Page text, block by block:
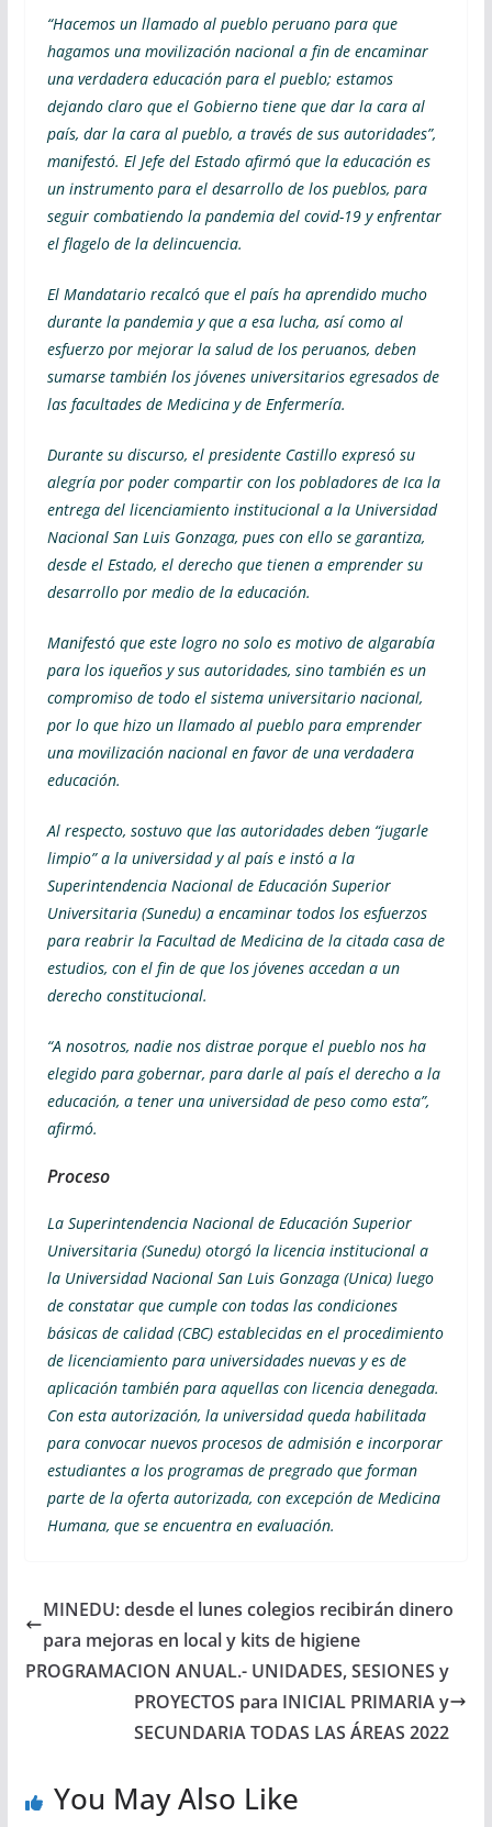
“Hacemos un llamado al pueblo peruano para que
hagamos una movilización nacional a fin de encaminar
una verdadera educación para el pueblo; estamos
dejando claro que el Gobierno tiene que dar la cara al
país, dar la cara al pueblo, a través de sus autoridades”,
manifestó. El Jefe del Estado afirmó que la educación es
un instrumento para el desarrollo de los pueblos, para
seguir combatiendo la pandemia del covid-19 y enfrentar
el flagelo de la delincuencia.
El Mandatario recalcó que el país ha aprendido mucho
durante la pandemia y que a esa lucha, así como al
esfuerzo por mejorar la salud de los peruanos, deben
sumarse también los jóvenes universitarios egresados de
las facultades de Medicina y de Enfermería.
Durante su discurso, el presidente Castillo expresó su
alegría por poder compartir con los pobladores de Ica la
entrega del licenciamiento institucional a la Universidad
Nacional San Luis Gonzaga, pues con ello se garantiza,
desde el Estado, el derecho que tienen a emprender su
desarrollo por medio de la educación.
Manifestó que este logro no solo es motivo de algarabía
para los iqueños y sus autoridades, sino también es un
compromiso de todo el sistema universitario nacional,
por lo que hizo un llamado al pueblo para emprender
una movilización nacional en favor de una verdadera
educación.
Al respecto, sostuvo que las autoridades deben “jugarle
limpio” a la universidad y al país e instó a la
Superintendencia Nacional de Educación Superior
Universitaria (Sunedu) a encaminar todos los esfuerzos
para reabrir la Facultad de Medicina de la citada casa de
estudios, con el fin de que los jóvenes accedan a un
derecho constitucional.
“A nosotros, nadie nos distrae porque el pueblo nos ha
elegido para gobernar, para darle al país el derecho a la
educación, a tener una universidad de peso como esta”,
afirmó.
Proceso
La Superintendencia Nacional de Educación Superior
Universitaria (Sunedu) otorgó la licencia institucional a
la Universidad Nacional San Luis Gonzaga (Unica) luego
de constatar que cumple con todas las condiciones
básicas de calidad (CBC) establecidas en el procedimiento
de licenciamiento para universidades nuevas y es de
aplicación también para aquellas con licencia denegada.
Con esta autorización, la universidad queda habilitada
para convocar nuevos procesos de admisión e incorporar
estudiantes a los programas de pregrado que forman
parte de la oferta autorizada, con excepción de Medicina
Humana, que se encuentra en evaluación.
MINEDU: desde el lunes colegios recibirán dinero
para mejoras en local y kits de higiene
PROGRAMACION ANUAL.- UNIDADES, SESIONES y
PROYECTOS para INICIAL PRIMARIA y
SECUNDARIA TODAS LAS ÁREAS 2022
You May Also Like